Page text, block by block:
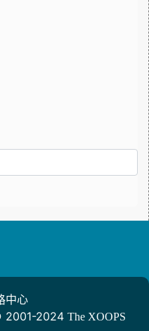
中心
2001-2024 The XOOPS